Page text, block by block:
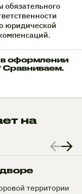
юридической
оформлении
Сравниваем.
на
территории